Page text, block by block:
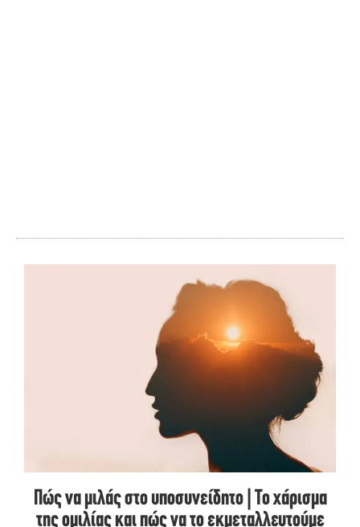
Πώς να μιλάς στο υποσυνείδητο | Το χάρισμα
της ομιλίας και πώς να το εκμεταλλευτούμε